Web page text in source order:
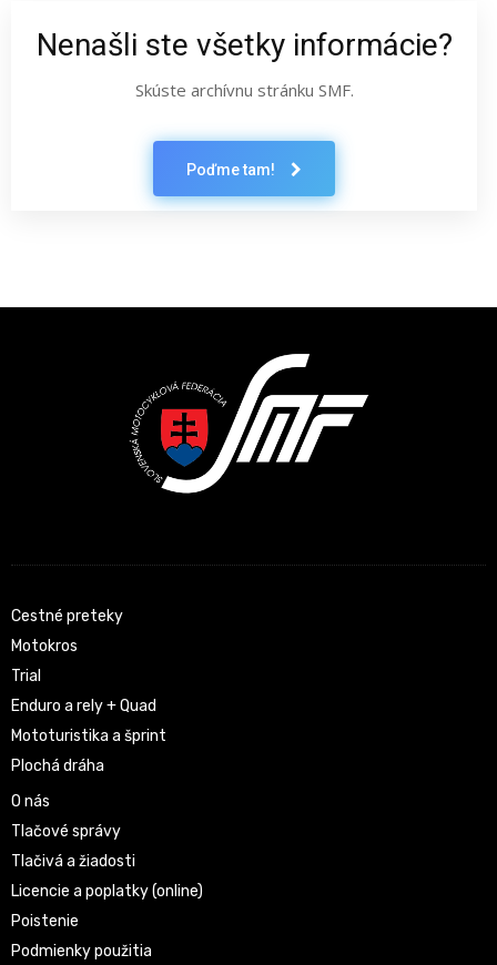
Nenašli ste všetky informácie?
Skúste archívnu stránku SMF.
Poďme tam!
Cestné preteky
Motokros
Trial
Enduro a rely + Quad
Mototuristika a šprint
Plochá dráha
O nás
Tlačové správy
Tlačivá a žiadosti
Licencie a poplatky (online)
Poistenie
Podmienky použitia